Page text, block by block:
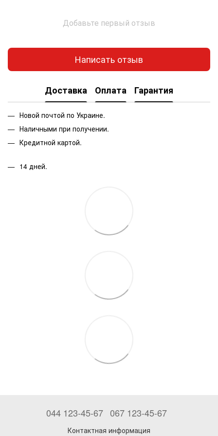
Добавьте первый отзыв
Написать отзыв
Доставка Оплата Гарантия
Новой почтой по Украине.
Наличными при получении.
Кредитной картой.
14 дней.
044 123-45-67 067 123-45-67
Контактная информация